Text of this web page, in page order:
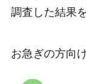
調査した結果
お急ぎの方向